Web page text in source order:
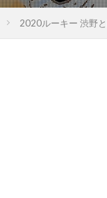
2020ルーキー 渋野